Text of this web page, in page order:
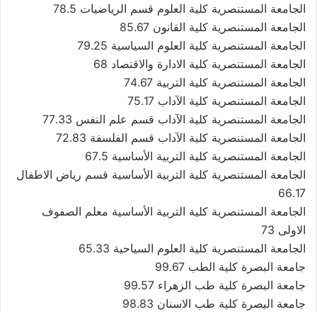
الجامعة المستنصرية كلية العلوم قسم الرياضيات 78.5
الجامعة المستنصرية كلية القانون 85.67
الجامعة المستنصرية كلية العلوم السياسية 79.25
الجامعة المستنصرية كلية الادارة والاقتصاد 68
الجامعة المستنصرية كلية التربية 74.67
الجامعة المستنصرية كلية الآداب 75.17
الجامعة المستنصرية كلية الآداب قسم علم النفس 77.33
الجامعة المستنصرية كلية الآداب قسم الفلسفة 72.83
الجامعة المستنصرية كلية التربية الأساسية 67.5
الجامعة المستنصرية كلية التربية الأساسية قسم رياض الاطفال
66.17
الجامعة المستنصرية كلية التربية الأساسية معلم الصفوف
الاولى 73
الجامعة المستنصرية كلية العلوم السياحية 65.33
جامعة البصرة كلية الطب 99.67
جامعة البصرة كلية طب الزهراء 99.57
جامعة البصرة كلية طب الاسنان 98.83